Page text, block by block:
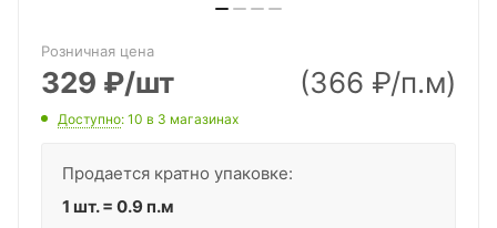
Розничная цена
329 ₽/шт (366 ₽/п.м)
Доступно: 10 в 3 магазинах
Продается кратно упаковке:
1 шт. = 0.9 п.м